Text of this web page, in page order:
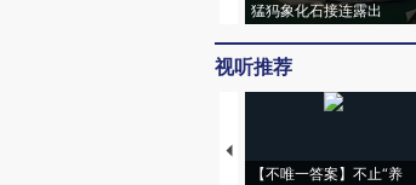
猛犸象化石接连露出
视听推荐
【不唯一答案】不止“养